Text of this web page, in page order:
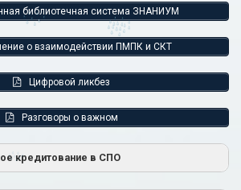
библиотечная система ЗНАНИУМ
о взаимодействии ПМПК и СКТ
Цифровой ликбез
Разговоры о важном
кредитование в СПО